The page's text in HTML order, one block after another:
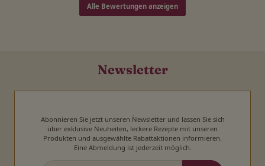
Alle Bewertungen anzeigen
Newsletter
Abonnieren Sie jetzt unseren Newsletter und lassen Sie sich
über exklusive Neuheiten, leckere Rezepte mit unseren
Produkten und ausgewählte Rabattaktionen informieren.
Eine Abmeldung ist jederzeit möglich.